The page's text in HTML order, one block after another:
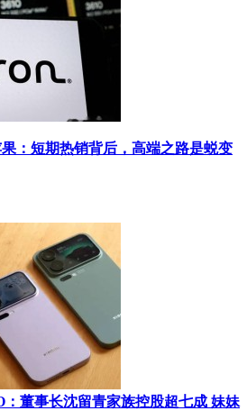
：短期热销背后，高端之路是蜕变
董事长沈留青家族控股超七成 妹妹